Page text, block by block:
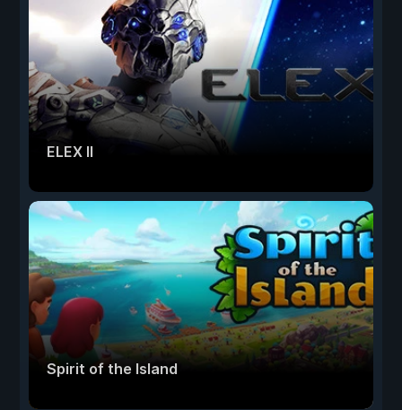
ELEX II
Spirit of the Island